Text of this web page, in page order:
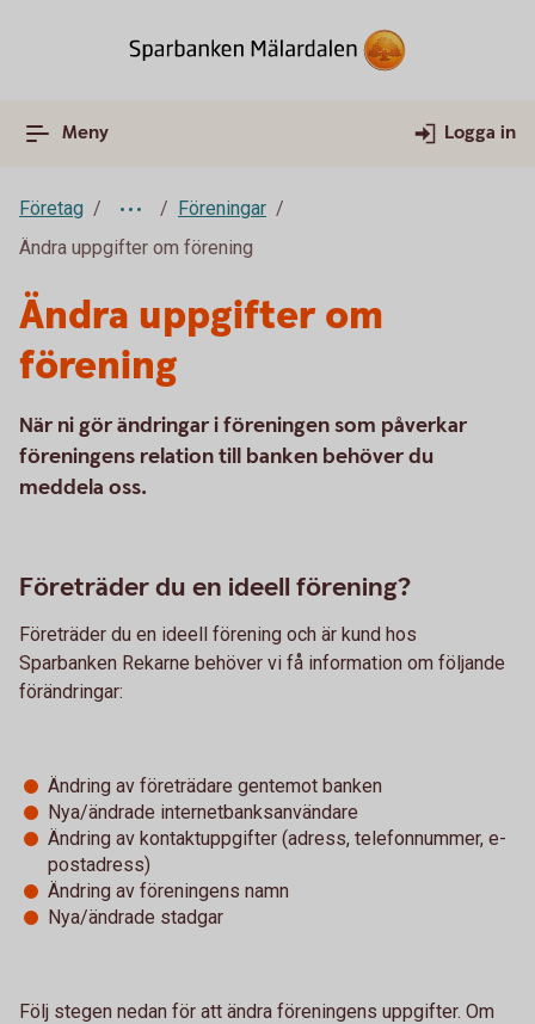
Meny Logga in
Företag
Föreningar
Ändra uppgifter om förening
Ändra uppgifter om
förening
När ni gör ändringar i föreningen som påverkar
föreningens relation till banken behöver du
meddela oss.
Företräder du en ideell förening?
Företräder du en ideell förening och är kund hos
Sparbanken Rekarne behöver vi få information om följande
förändringar:
Ändring av företrädare gentemot banken
Nya/ändrade internetbanksanvändare
Ändring av kontaktuppgifter (adress, telefonnummer, e-
postadress)
Ändring av föreningens namn
Nya/ändrade stadgar
Följ stegen nedan för att ändra föreningens uppgifter. Om